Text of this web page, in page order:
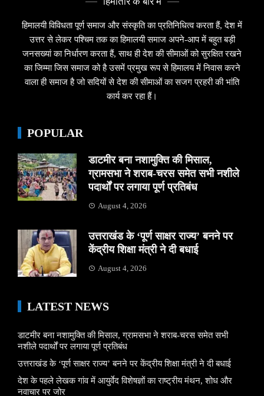
हिमालयी विविधता पूर्ण समाज और संस्कृति का प्रतिनिधित्व करता हैं, देश में
उत्तर से लेकर पश्चिम तक का हिमालयी समाज अपने-आप में बहुत बड़ी
जनसख्यां का निर्धारण करता हैं, साथ ही देश की सीमाओं को सुरक्षित रखने
का जिम्मा जिस समाज को है उसमें प्रमुख रूप से हिमालय में निवास करने
वाला ही समाज है जो सदियों से देश की सीमाओं का सजग प्रहरी की भांति
कार्य कर रहा हैं।
POPULAR
डाटमीर बना नशामुक्ति की मिसाल,
ग्रामसभा ने शराब-चरस समेत सभी नशीले
पदार्थों पर लगाया पूर्ण प्रतिबंध
August 4, 2026
उत्तराखंड के ‘पूर्ण साक्षर राज्य’ बनने पर
केंद्रीय शिक्षा मंत्री ने दी बधाई
August 4, 2026
LATEST NEWS
डाटमीर बना नशामुक्ति की मिसाल, ग्रामसभा ने शराब-चरस समेत सभी
नशीले पदार्थों पर लगाया पूर्ण प्रतिबंध
उत्तराखंड के ‘पूर्ण साक्षर राज्य’ बनने पर केंद्रीय शिक्षा मंत्री ने दी बधाई
देश के पहले लेखक गांव में आयुर्वेद विशेषज्ञों का राष्ट्रीय मंथन, शोध और
नवाचार पर जोर